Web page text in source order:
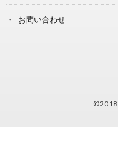
お問い合わせ
©2018